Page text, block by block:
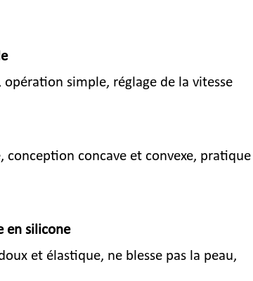
simple, réglage de la vitesse
conception concave et convexe, pratique
en silicone
et élastique, ne blesse pas la peau,